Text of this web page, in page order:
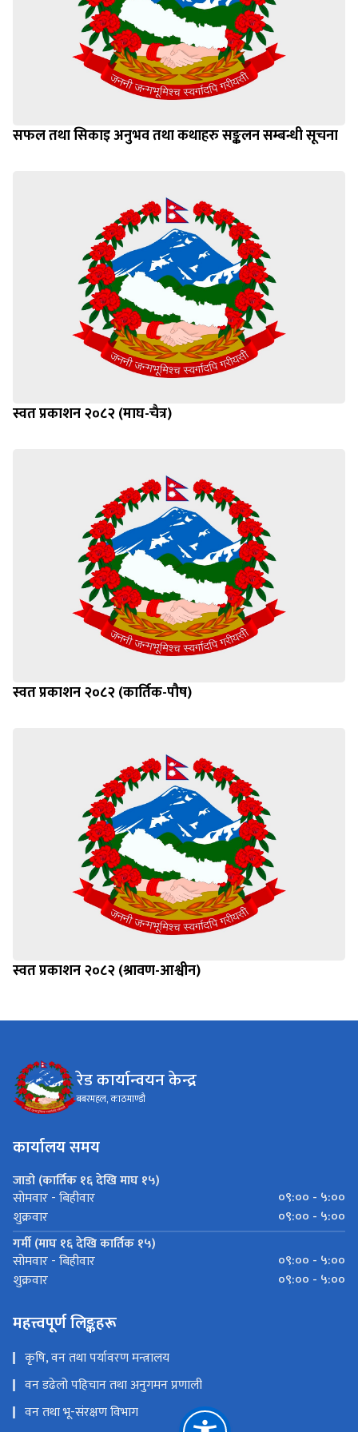
सफल तथा सिकाइ अनुभव तथा कथाहरु सङ्कलन सम्बन्धी सूचना
स्वत प्रकाशन २०८२ (माघ-चैत्र)
स्वत प्रकाशन २०८२ (कार्तिक-पौष)
स्वत प्रकाशन २०८२ (श्रावण-आश्वीन)
रेड कार्यान्वयन केन्द्र
बबरमहल, काठमाण्डौ
कार्यालय समय
जाडो (कार्तिक १६ देखि माघ १५)
सोमवार - बिहीवार
०९:०० - ५:००
शुक्रवार
०९:०० - ५:००
गर्मी (माघ १६ देखि कार्तिक १५)
सोमवार - बिहीवार
०९:०० - ५:००
शुक्रवार
०९:०० - ५:००
महत्त्वपूर्ण लिङ्कहरू
कृषि, वन तथा पर्यावरण मन्त्रालय
वन डढेलो पहिचान तथा अनुगमन प्रणाली
वन तथा भू-संरक्षण विभाग